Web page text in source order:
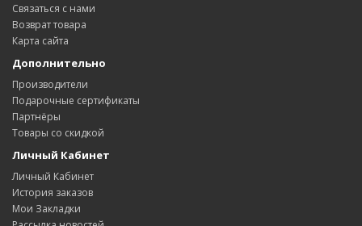
Связаться с нами
Возврат товара
Карта сайта
Дополнительно
Производители
Подарочные сертификаты
Партнёры
Товары со скидкой
Личный Кабинет
Личный Кабинет
История заказов
Мои Закладки